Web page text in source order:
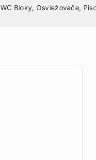
WC Bloky, Osviežovače,